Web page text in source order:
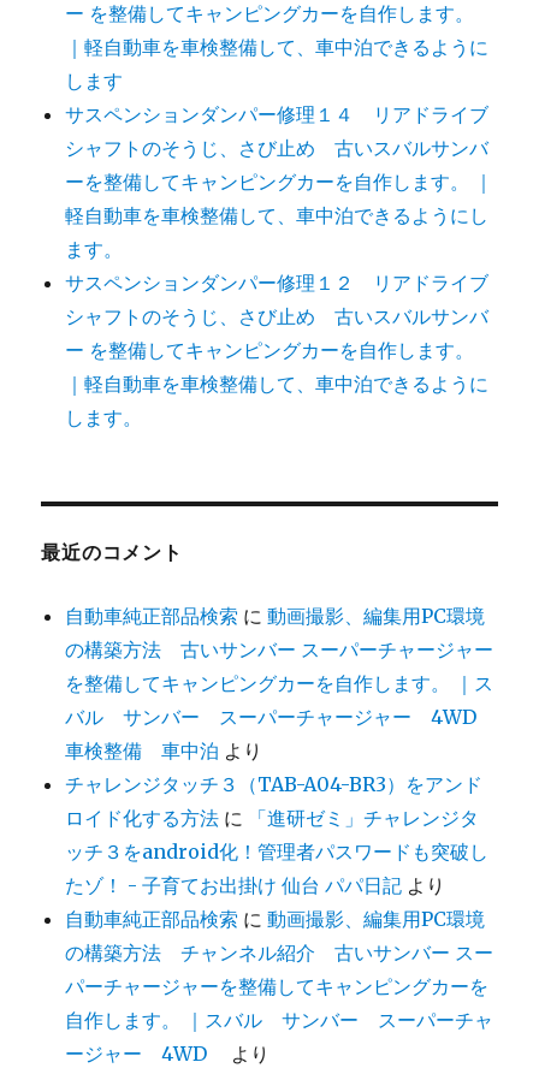
ー を整備してキャンピングカーを自作します。
｜軽自動車を車検整備して、車中泊できるように
します
サスペンションダンパー修理１４ リアドライブ
シャフトのそうじ、さび止め 古いスバルサンバ
ーを整備してキャンピングカーを自作します。 ｜
軽自動車を車検整備して、車中泊できるようにし
ます。
サスペンションダンパー修理１２ リアドライブ
シャフトのそうじ、さび止め 古いスバルサンバ
ー を整備してキャンピングカーを自作します。
｜軽自動車を車検整備して、車中泊できるように
します。
最近のコメント
自動車純正部品検索 に動画撮影、編集用PC環境
の構築方法 古いサンバー スーパーチャージャー
を整備してキャンピングカーを自作します。 ｜ス
バル サンバー スーパーチャージャー 4WD
車検整備 車中泊 より
チャレンジタッチ３（TAB-A04-BR3）をアンド
ロイド化する方法 に
「進研ゼミ」チャレンジタ
ッチ３をandroid化！管理者パスワードも突破し
たゾ！ - 子育てお出掛け 仙台 パパ日記 より
自動車純正部品検索 に動画撮影、編集用PC環境
の構築方法 チャンネル紹介 古いサンバー スー
パーチャージャーを整備してキャンピングカーを
自作します。 ｜スバル サンバー スーパーチャ
ージャー 4WD
より